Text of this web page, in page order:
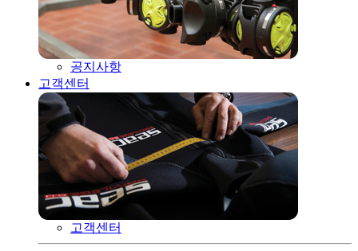
공지사항
고객센터
고객센터